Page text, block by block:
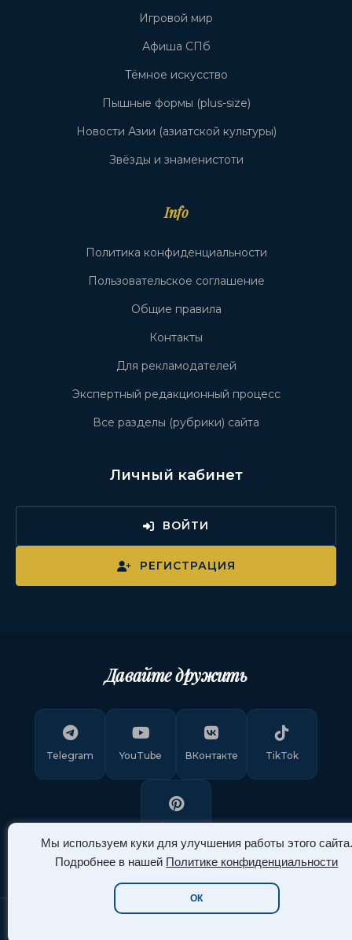
Мы используем куки для улучшения работы этого сайта.
Подробнее в нашей Политике конфиденциальности
ОК
Игровой мир
Афиша СПб
Тёмное искусство
Пышные формы (plus-size)
Новости Азии (азиатской культуры)
Звёзды и знаменистоти
Info
Политика конфиденциальности
Пользовательское соглашение
Общие правила
Контакты
Для рекламодателей
Экспертный редакционный процесс
Все разделы (рубрики) сайта
Личный кабинет
ВОЙТИ
РЕГИСТРАЦИЯ
Давайте дружить
Telegram YouTube ВКонтакте TikTok
Pinterest